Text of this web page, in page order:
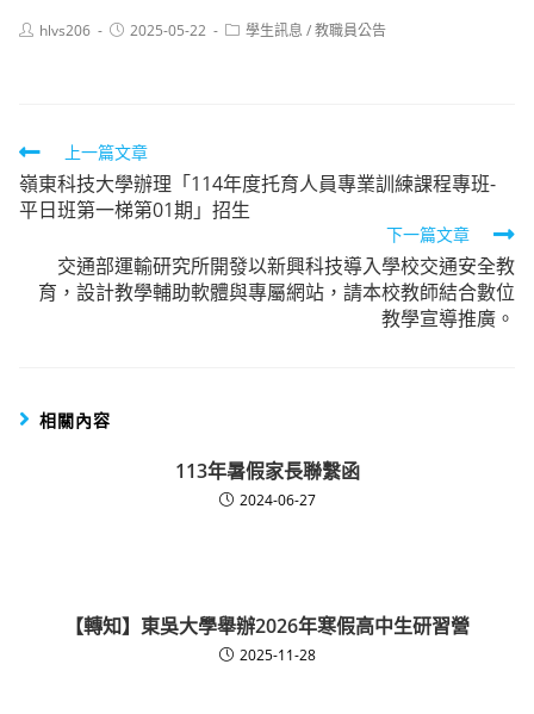
Posthlvs206
Post2025-05-22
Post學生訊息 /教職員公告
Read
more
articles
上一篇文章
嶺東科技大學辦理「114年度托育人員專業訓練課程專班-
平日班第一梯第01期」招生
下一篇文章
交通部運輸研究所開發以新興科技導入學校交通安全教
育，設計教學輔助軟體與專屬網站，請本校教師結合數位
教學宣導推廣。
相關內容
113年暑假家長聯繫函
2024-06-27
【轉知】東吳大學舉辦2026年寒假高中生研習營
2025-11-28